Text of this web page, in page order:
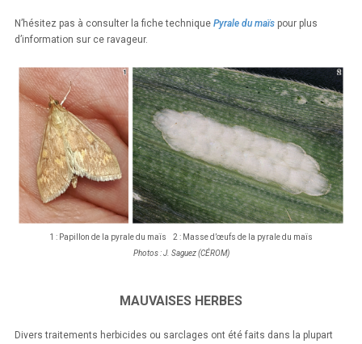
N’hésitez pas à consulter la fiche technique Pyrale du maïs pour plus
d’information sur ce ravageur.
1 : Papillon de la pyrale du maïs 2 : Masse d’œufs de la pyrale du maïs
Photos : J. Saguez (CÉROM)
MAUVAISES HERBES
Divers traitements herbicides ou sarclages ont été faits dans la plupart